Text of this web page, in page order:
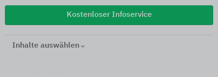
Kostenloser Infoservice
Inhalte auswählen